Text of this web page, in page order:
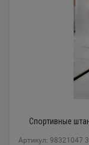
Спортивные
Артикул: 98321047